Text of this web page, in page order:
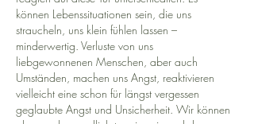
können Lebenssituationen sein, die uns
straucheln, uns klein fühlen lassen –
minderwertig. Verluste von uns
liebgewonnenen Menschen, aber auch
Umständen, machen uns Angst, reaktivieren
vielleicht eine schon für längst vergessen
geglaubte Angst und Unsicherheit. Wir können